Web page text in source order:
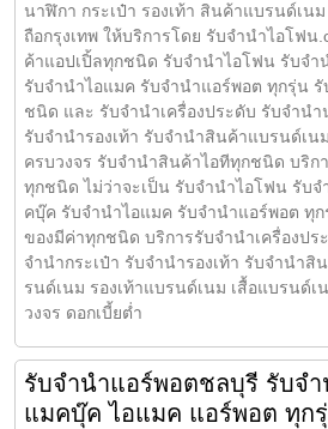
นาฬิกา กระเป๋า รองเท้า สินค้าแบรนด์เน
ถือกรุงเทพ ให้บริการโดย รับจํานําไอโฟน
ค้าแอปเปิ้ลทุกชนิด รับจำนำไอโฟน รับจ
รับจำนำไอแมค รับจำนำแอร์พอต ทุกรุ่น
ชนิด และ รับจำนำเครื่องประดับ รับจำนำ
รับจำนำรองเท้า รับจำนำสินค้าแบรนด์เน
ครบวงจร รับจำนำสินค้าไอทีทุกชนิด บริก
ทุกชนิด ไม่ว่าจะเป็น รับจำนำไอโฟน รับ
คบุ๊ค รับจำนำไอแมค รับจำนำแอร์พอต ทุ
ของมีค่าทุกชนิด บริการรับจำนำเครื่องป
จำนำกระเป๋า รับจำนำรองเท้า รับจำนำสิ
รนด์เนม รองเท้าแบรนด์เนม เสื้อแบรนด์
วงจร ดอกเบี้ยต่ำ
รับจำนำแอร์พอตชลบุรี รับจ
แมคบุ๊ค ไอแมค แอร์พอต ทุก